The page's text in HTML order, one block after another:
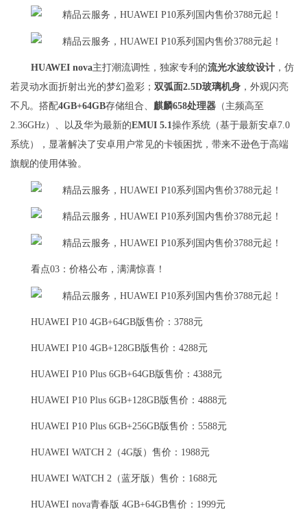
HUAWEI nova主打潮流调性，独家专利的流光水波纹设计 ，仿
若灵动水面折射出光的梦幻盈彩； 双弧面2.5D玻璃机身 ，外观闪亮
不凡。搭配4GB+64GB存储组合、 麒麟658处理器 （主频高至
2.36GHz）、以及华为最新的EMUI 5.1 操作系统（基于最新安卓7.0
系统），显著解决了安卓用户常见的卡顿困扰，带来不逊色于高端
旗舰的使用体验。
看点03：价格公布，满满惊喜！
HUAWEI P10 4GB+64GB版售价：3788元
HUAWEI P10 4GB+128GB版售价：4288元
HUAWEI P10 Plus 6GB+64GB版售价：4388元
HUAWEI P10 Plus 6GB+128GB版售价：4888元
HUAWEI P10 Plus 6GB+256GB版售价：5588元
HUAWEI WATCH 2（4G版）售价：1988元
HUAWEI WATCH 2（蓝牙版）售价：1688元
HUAWEI nova青春版 4GB+64GB售价：1999元